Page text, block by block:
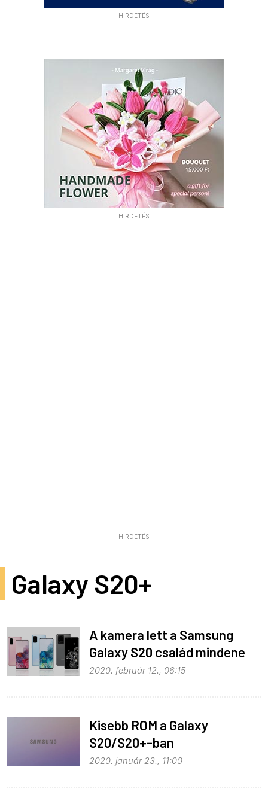
HIRDETÉS
HIRDETÉS
HIRDETÉS
Galaxy S20+
A kamera lett a Samsung
Galaxy S20 család mindene
2020. február 12., 06:15
Kisebb ROM a Galaxy
S20/S20+-ban
2020. január 23., 11:00